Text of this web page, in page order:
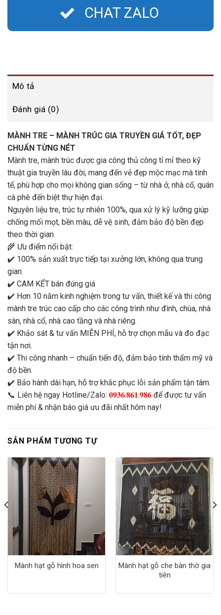
CHAT ZALO
Mô tả
Đánh giá (0)
MÀNH TRE – MÀNH TRÚC GIA TRUYỀN GIÁ TỐT, ĐẸP
CHUẨN TỪNG NÉT
Mành tre, mành trúc được gia công thủ công tỉ mỉ theo kỹ
thuật gia truyền lâu đời, mang đến vẻ đẹp mộc mạc mà tinh
tế, phù hợp cho mọi không gian sống – từ nhà ở, nhà cổ, quán
cà phê đến biệt thự hiện đại.
Nguyên liệu tre, trúc tự nhiên 100%, qua xử lý kỹ lưỡng giúp
chống mối mọt, bền màu, dễ vệ sinh, đảm bảo độ bền đẹp
theo thời gian.
🌾 Ưu điểm nổi bật:
✔️ 100% sản xuất trực tiếp tại xưởng lớn, không qua trung
gian.
✔️ CAM KẾT bán đúng giá
✔️ Hơn 10 năm kinh nghiệm trong tư vấn, thiết kế và thi công
mành tre trúc cao cấp cho các công trình như đình, chùa, nhà
sàn, nhà cổ, nhà cao tầng và nhà riêng.
✔️ Khảo sát & tư vấn MIỄN PHÍ, hỗ trợ chọn mẫu và đo đạc
tận nơi.
✔️ Thi công nhanh – chuẩn tiến độ, đảm bảo tính thẩm mỹ và
độ bền.
✔️ Bảo hành dài hạn, hỗ trợ khắc phục lỗi sản phẩm tận tâm.
📞 Liên hệ ngay Hotline/Zalo: 𝟎𝟗𝟑𝟔.𝟖𝟔𝟏.𝟗𝟖𝟔 để được tư vấn
miễn phí & nhận báo giá ưu đãi nhất hôm nay!
SẢN PHẨM TƯƠNG TỰ
Mành hạt gỗ hình hoa sen
Mành hạt gỗ che bàn thờ gia
tiên